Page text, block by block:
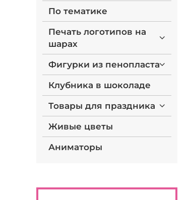
По тематике
Печать логотипов на
шарах
Фигурки из пенопласта
Клубника в шоколаде
Товары для праздника
Живые цветы
Аниматоры